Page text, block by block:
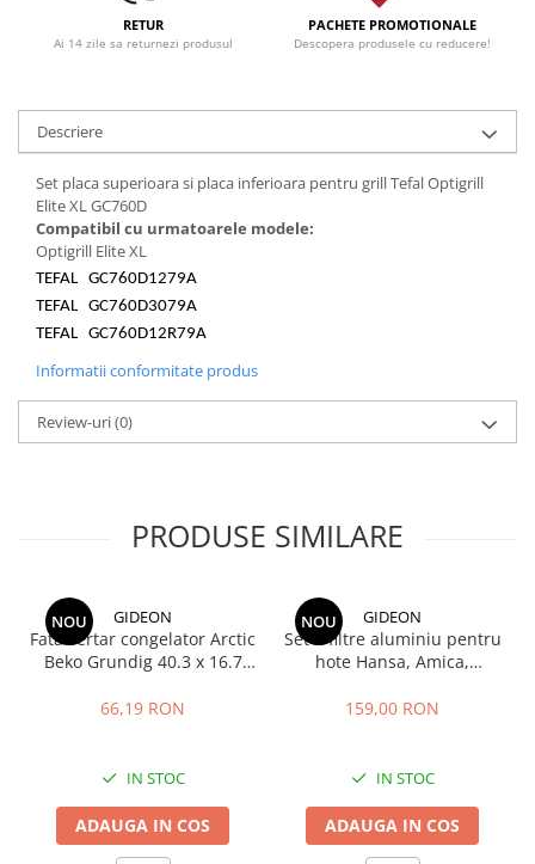
RETUR
Ai 14 zile sa returnezi produsul
PACHETE PROMOTIONALE
Descopera produsele cu reducere!
Descriere
Set placa superioara si placa inferioara pentru grill Tefal Optigrill
Elite XL GC760D
Compatibil cu urmatoarele modele:
Optigrill Elite XL
TEFAL GC760D1279A
TEFAL GC760D3079A
TEFAL GC760D12R79A
Informatii conformitate produs
Review-uri(0)
PRODUSE SIMILARE
NOU GIDEON
Fata sertar congelator Arctic
Beko Grundig 40.3 x 16.7
C00911422
66,19 RON
IN STOC
ADAUGA IN COS
NOU GIDEON
Set 2 filtre aluminiu pentru
hote Hansa, Amica,
filtru parte mobila,
159,00 RON
IN STOC
ADAUGA IN COS